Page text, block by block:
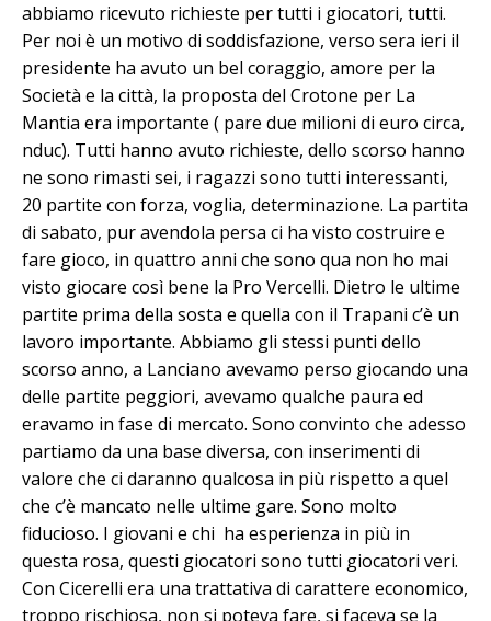
abbiamo ricevuto richieste per tutti i giocatori, tutti.
Per noi è un motivo di soddisfazione, verso sera ieri il
presidente ha avuto un bel coraggio, amore per la
Società e la città, la proposta del Crotone per La
Mantia era importante ( pare due milioni di euro circa,
nduc). Tutti hanno avuto richieste, dello scorso hanno
ne sono rimasti sei, i ragazzi sono tutti interessanti,
20 partite con forza, voglia, determinazione. La partita
di sabato, pur avendola persa ci ha visto costruire e
fare gioco, in quattro anni che sono qua non ho mai
visto giocare così bene la Pro Vercelli. Dietro le ultime
partite prima della sosta e quella con il Trapani c’è un
lavoro importante. Abbiamo gli stessi punti dello
scorso anno, a Lanciano avevamo perso giocando una
delle partite peggiori, avevamo qualche paura ed
eravamo in fase di mercato. Sono convinto che adesso
partiamo da una base diversa, con inserimenti di
valore che ci daranno qualcosa in più rispetto a quel
che c’è mancato nelle ultime gare. Sono molto
fiducioso. I giovani e chi ha esperienza in più in
questa rosa, questi giocatori sono tutti giocatori veri.
Con Cicerelli era una trattativa di carattere economico,
troppo rischiosa, non si poteva fare, si faceva se la